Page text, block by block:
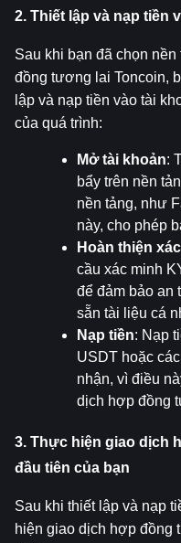
2. Thiết lập và nạp tiền
Sau khi bạn đã chọn
đồng tương lai Toncoin,
lập và nạp tiền vào tài
của quá trình:
Mở tài khoản:
bẩy trên nền
nền tảng, như
này, cho phép
Hoàn thiện
cầu xác minh
để đảm bảo an
sẵn tài liệu cá
Nạp tiền: Nạp
USDT hoặc
nhận, vì điều
dịch hợp đồng
3. Thực hiện giao dịch
đầu tiên của bạn
Sau khi thiết lập và nạp
hiện giao dịch hợp đồng